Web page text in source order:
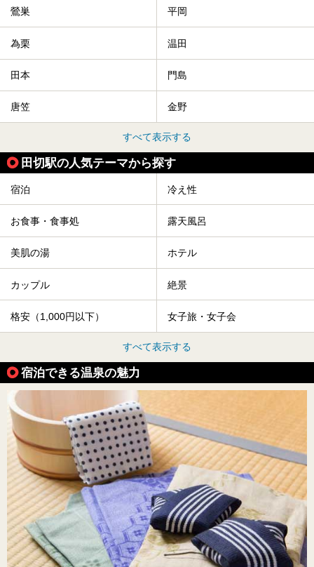
鶯巣 平岡
為栗 温田
田本 門島
唐笠 金野
すべて表示する
田切駅の人気テーマから探す
宿泊 冷え性
お食事・食事処 露天風呂
美肌の湯 ホテル
カップル 絶景
格安（1,000円以下） 女子旅・女子会
すべて表示する
宿泊できる温泉の魅力